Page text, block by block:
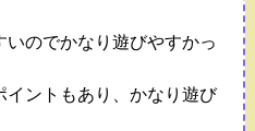
のでかなり遊びやすかっ
イントもあり、かなり遊び